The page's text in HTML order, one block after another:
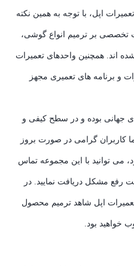
اپل، با توجه به همین نکته
تخصصی بر ترمیم انواع گوشی،
اند. همچنین واحدهای تعمیرات
و برنامه های تعمیری مجهز
جهانی بوده و در سطح کیفی و
کاربران گرامی در صورت بروز
می توانید با این مجموعه تماس
رفع مشکل دریافت نمایید. در
اپل شاهد ترمیم محصول
خواهید بود.